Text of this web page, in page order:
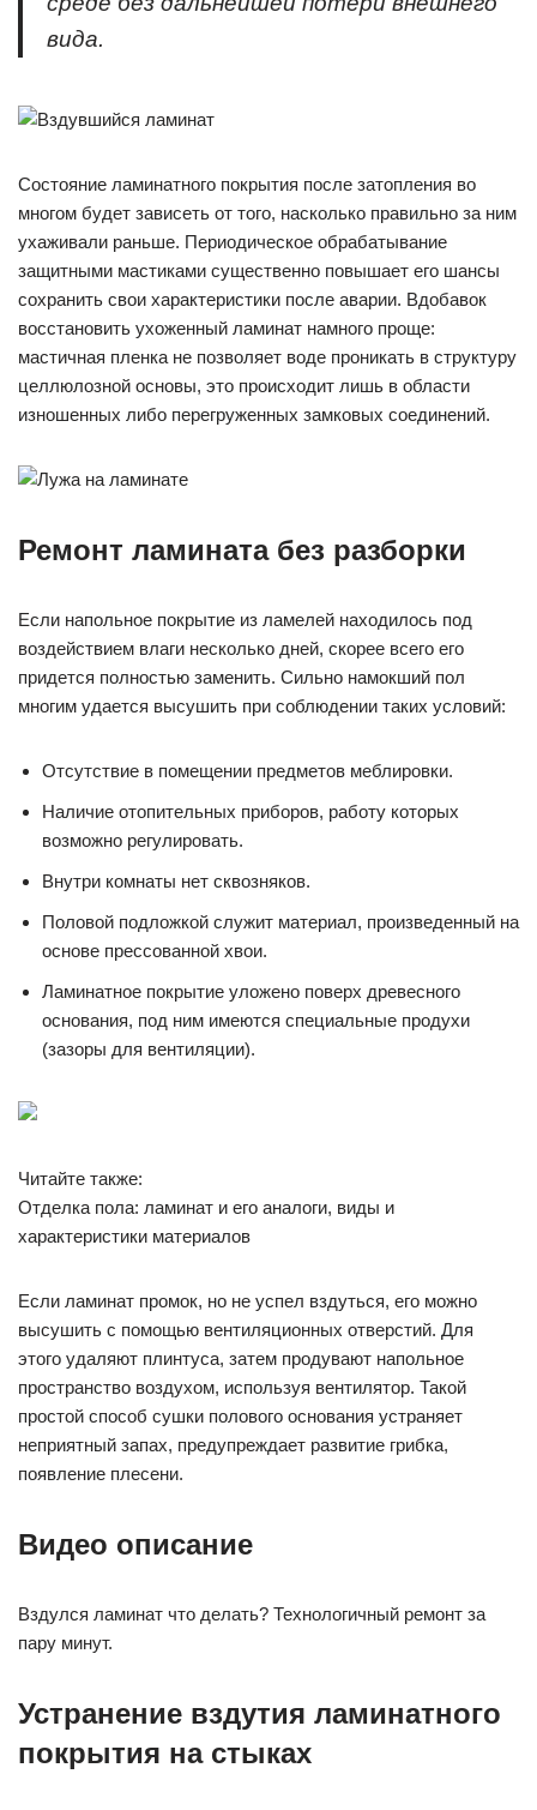
вида.
Состояние ламинатного покрытия после затопления во
многом будет зависеть от того, насколько правильно за ним
ухаживали раньше. Периодическое обрабатывание
защитными мастиками существенно повышает его шансы
сохранить свои характеристики после аварии. Вдобавок
восстановить ухоженный ламинат намного проще:
мастичная пленка не позволяет воде проникать в структуру
целлюлозной основы, это происходит лишь в области
изношенных либо перегруженных замковых соединений.
Ремонт ламината без разборки
Если напольное покрытие из ламелей находилось под
воздействием влаги несколько дней, скорее всего его
придется полностью заменить. Сильно намокший пол
многим удается высушить при соблюдении таких условий:
Отсутствие в помещении предметов меблировки.
Наличие отопительных приборов, работу которых
возможно регулировать.
Внутри комнаты нет сквозняков.
Половой подложкой служит материал, произведенный на
основе прессованной хвои.
Ламинатное покрытие уложено поверх древесного
основания, под ним имеются специальные продухи
(зазоры для вентиляции).
Читайте также:
Отделка пола: ламинат и его аналоги, виды и
характеристики материалов
Если ламинат промок, но не успел вздуться, его можно
высушить с помощью вентиляционных отверстий. Для
этого удаляют плинтуса, затем продувают напольное
пространство воздухом, используя вентилятор. Такой
простой способ сушки полового основания устраняет
неприятный запах, предупреждает развитие грибка,
появление плесени.
Видео описание
Вздулся ламинат что делать? Технологичный ремонт за
пару минут.
Устранение вздутия ламинатного
покрытия на стыках